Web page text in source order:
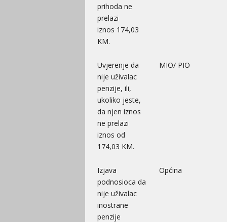
prihoda ne
prelazi
iznos 174,03
KM.
Uvjerenje da
nije uživalac
penzije, ili,
ukoliko jeste,
da njen iznos
ne prelazi
iznos od
174,03 KM.
MIO/ PIO
Izjava
podnosioca da
nije uživalac
inostrane
penzije
Općina